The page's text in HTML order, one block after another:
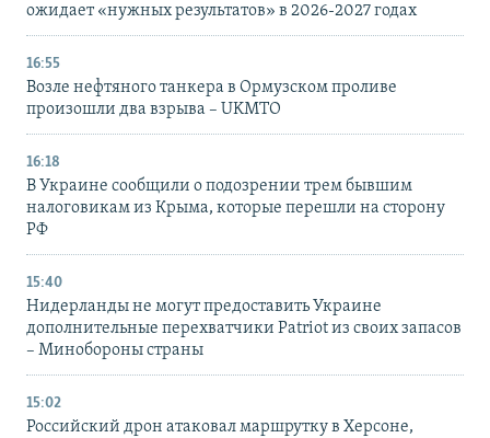
ожидает «нужных результатов» в 2026-2027 годах
16:55
Возле нефтяного танкера в Ормузском проливе
произошли два взрыва – UKMTO
16:18
В Украине сообщили о подозрении трем бывшим
налоговикам из Крыма, которые перешли на сторону
РФ
15:40
Нидерланды не могут предоставить Украине
дополнительные перехватчики Patriot из своих запасов
– Минобороны страны
15:02
Российский дрон атаковал маршрутку в Херсоне,